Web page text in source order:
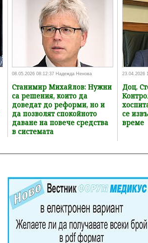
08.05.2026 08:12:37 Надежда Ненова
Станимир Михайлов: Нужни
са решения, които да
доведат до реформи, но и
да позволят спокойното
даване на повече средства
в системата
23.04.2026
Доц.
се
време